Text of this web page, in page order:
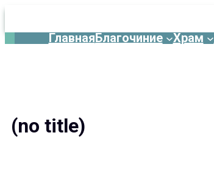
ГлавнаяБлагочиние Храм
(no title)